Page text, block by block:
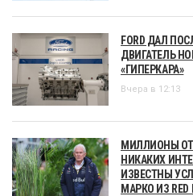
FORD ДАЛ
ДВИГАТЕЛЬ
«ГИПЕРКАРА»
Вчера в 12:13
МИЛЛИОНЫ
НИКАКИХ
ИЗВЕСТНЫ
МАРКО ИЗ RED